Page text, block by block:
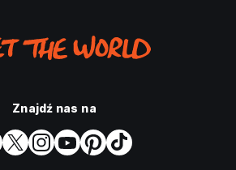
Znajdź nas na